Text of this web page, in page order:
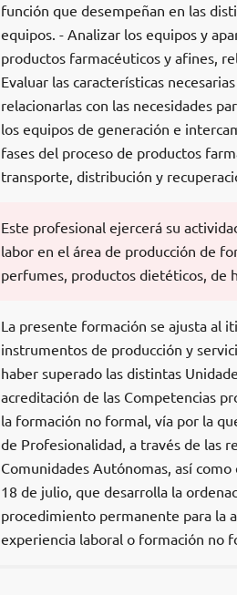
función que desempeñan en las
equipos. - Analizar los equipos y
productos farmacéuticos y afines,
Evaluar las características
relacionarlas con las necesidades
los equipos de generación e
fases del proceso de productos
transporte, distribución y
Este profesional ejercerá su
labor en el área de producción de
perfumes, productos dietéticos, de
La presente formación se ajusta al
instrumentos de producción y
haber superado las distintas
acreditación de las Competencias
la formación no formal, vía por la
de Profesionalidad, a través de las
Comunidades Autónomas, así
18 de julio, que desarrolla la
procedimiento permanente para la
experiencia laboral o formación no